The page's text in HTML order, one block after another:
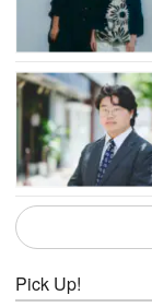
Pick Up!